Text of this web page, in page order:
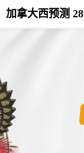
加拿大西预测